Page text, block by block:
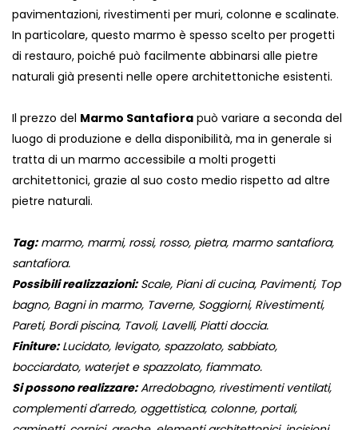
pavimentazioni, rivestimenti per muri, colonne e scalinate.
In particolare, questo marmo è spesso scelto per progetti
di restauro, poiché può facilmente abbinarsi alle pietre
naturali già presenti nelle opere architettoniche esistenti.
Il prezzo del Marmo Santafiora può variare a seconda del
luogo di produzione e della disponibilità, ma in generale si
tratta di un marmo accessibile a molti progetti
architettonici, grazie al suo costo medio rispetto ad altre
pietre naturali.
Tag:marmo, marmi, rossi, rosso, pietra, marmo santafiora,
santafiora.
Possibili realizzazioni:Scale, Piani di cucina, Pavimenti, Top
bagno, Bagni in marmo, Taverne, Soggiorni, Rivestimenti,
Pareti, Bordi piscina, Tavoli, Lavelli, Piatti doccia.
Finiture:Lucidato, levigato, spazzolato, sabbiato,
bocciardato, waterjet e spazzolato, fiammato.
Si possono realizzare:Arredobagno, rivestimenti ventilati,
complementi d'arredo, oggettistica, colonne, portali,